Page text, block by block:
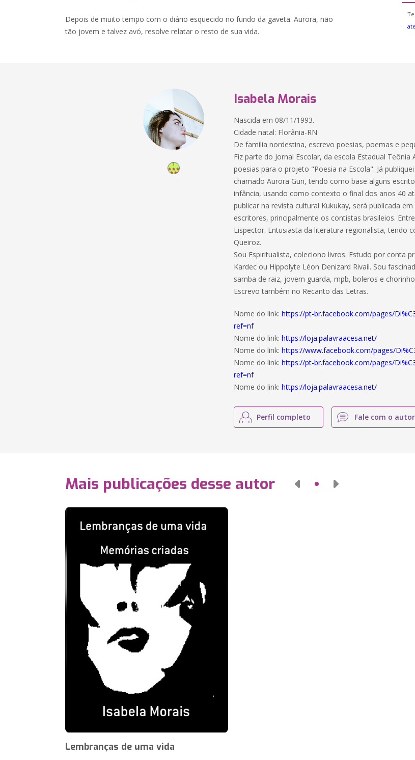
Depois de muito tempo com o diário esquecido no fundo da gaveta. Aurora, não
tão jovem e talvez avó, resolve relatar o resto de sua vida.
Isabela Morais
Nascida em 08/11/1993.
Cidade natal: Florânia-RN
De família nordestina, escrevo poesias, poemas e
Fiz parte do Jornal Escolar, da escola Estadual
poesias para o projeto "Poesia na Escola". Já
chamado Aurora Gun, tendo como base alguns
infância, usando como contexto o final dos anos 40
publicar na revista cultural Kukukay, será publicada
escritores, principalmente os contistas brasileios.
Lispector. Entusiasta da literatura regionalista, tendo
Queiroz.
Sou Espiritualista, coleciono livros. Estudo por conta
Kardec ou Hippolyte Léon Denizard Rivail. Sou
samba de raiz, jovem guarda, mpb, boleros e
Escrevo também no Recanto das Letras.
Nome do link:https://pt-br.facebook.com/pages/
ref=nf
Nome do link:https://loja.palavraacesa.net/
Nome do link:https://www.facebook.com/pages/
Nome do link:https://pt-br.facebook.com/pages/
ref=nf
Nome do link:https://loja.palavraacesa.net/
Perfil completo Fale com o autor
Mais publicações desse autor
Lembranças de uma vida